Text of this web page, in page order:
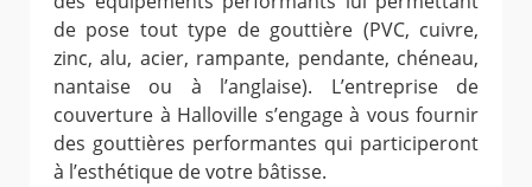
de pose tout type de gouttière (PVC, cuivre,
zinc, alu, acier, rampante, pendante, chéneau,
nantaise ou à l’anglaise). L’entreprise de
couverture à Halloville s’engage à vous fournir
des gouttières performantes qui participeront
à l’esthétique de votre bâtisse.